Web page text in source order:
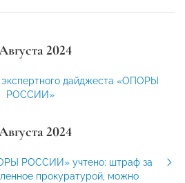
2024
дайджеста «ОПОРЫ
РОССИИ»
2024
РОССИИ» учтено: штраф за
прокуратурой, можно